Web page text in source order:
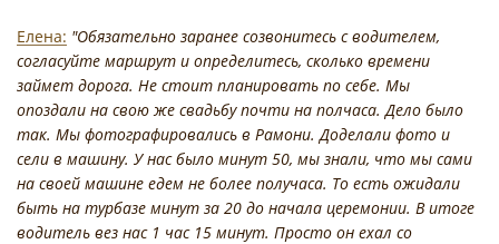
Елена: "Обязательно заранее созвонитесь с водителем,
согласуйте маршрут и определитесь, сколько времени
займет дорога. Не стоит планировать по себе. Мы
опоздали на свою же свадьбу почти на полчаса. Дело было
так. Мы фотографировались в Рамони. Доделали фото и
сели в машину. У нас было минут 50, мы знали, что мы сами
на своей машине едем не более получаса. То есть ожидали
быть на турбазе минут за 20 до начала церемонии. В итоге
водитель вез нас 1 час 15 минут. Просто он ехал со